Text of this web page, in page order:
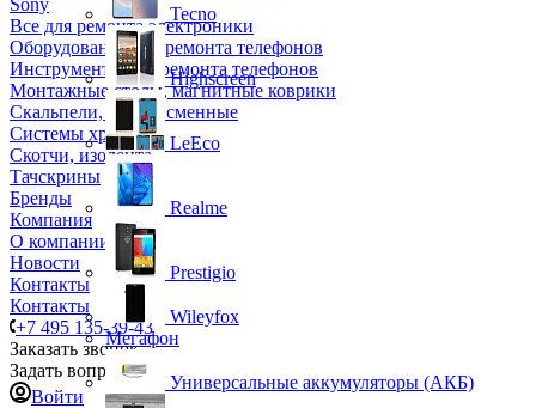
Sony
Все для ремонта электроники
Оборудование для ремонта телефонов
Инструменты для ремонта телефонов
Монтажные столы, магнитные коврики
Скальпели, лезвия сменные
Системы хранения
Скотчи, изолента
Тачскрины
Бренды
Компания
О компании
Новости
Контакты
Контакты
+7 495 135-39-43
Заказать звонок
Задать вопрос
Войти
Tecno
Highscreen
LeEco
Realme
Prestigio
Wileyfox
Мегафон
Универсальные аккумуляторы (АКБ)